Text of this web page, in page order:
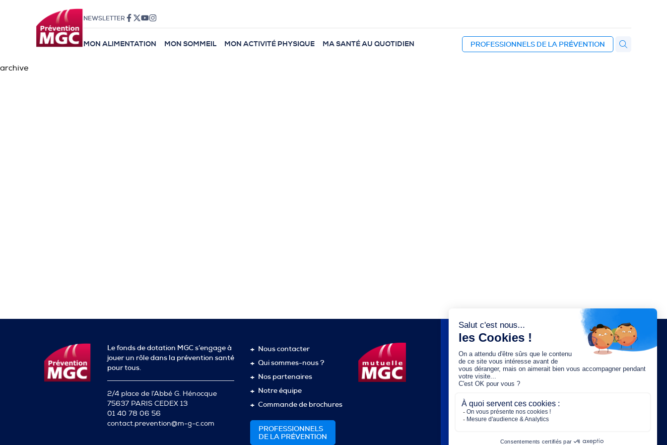
NEWSLETTER
MON ALIMENTATION MON SOMMEIL MON ACTIVITÉ PHYSIQUE MA SANTÉ AU QUOTIDIEN PROFESSIONNELS DE LA PRÉVENTION
archive
Le fonds de dotation MGC s’engage à
jouer un rôle dans la prévention santé
pour tous.
2/4 place de l’Abbé G. Hénocque
75637 PARIS CEDEX 13
01 40 78 06 56
contact.prevention@m-g-c.com
Nous contacter
Qui sommes-nous ?
Nos partenaires
Notre équipe
Commande de brochures
PROFESSIONNELS
DE LA PRÉVENTION
Saisissez votre adresse e-mail :
Rejoignez-nous :